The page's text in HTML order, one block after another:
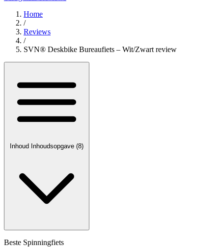
Home
/
Reviews
/
SVN® Deskbike Bureaufiets – Wit/Zwart review
Inhoud Inhoudsopgave (8)
Beste Spinningfiets